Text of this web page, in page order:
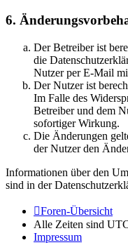
6.
Der Betreiber ist
die
Nutzer per E-Mail
Der Nutzer ist
Im Falle des
Betreiber und dem
sofortiger Wirkung.
Die Änderungen
der Nutzer den
Informationen über den
sind in der
Foren-Übersicht
Alle Zeiten sind
Impressum